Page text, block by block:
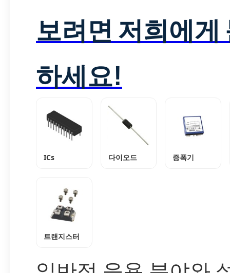
보려면 저희에게
하세요!
ICs 다이오드 증폭기
트랜지스터